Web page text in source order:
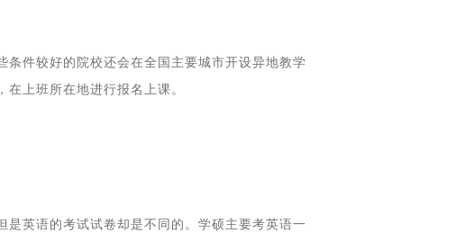
件较好的院校还会在全国主要城市开设异地教学
上班所在地进行报名上课。
英语的考试试卷却是不同的。学硕主要考英语一